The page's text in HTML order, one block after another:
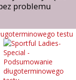
problemu